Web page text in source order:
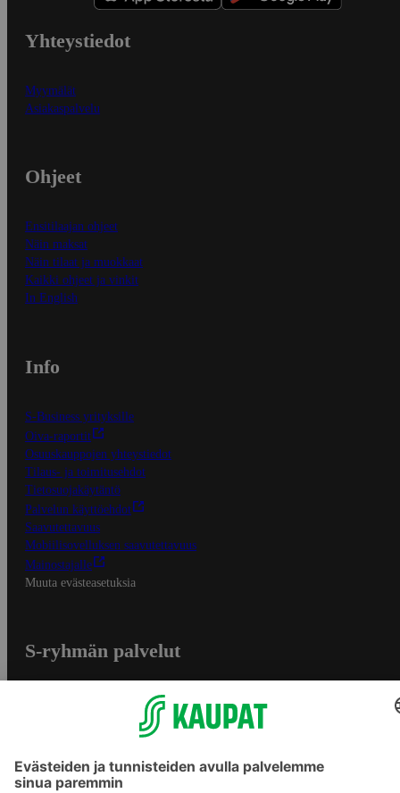
Yhteystiedot
Myymälät
Asiakaspalvelu
Ohjeet
Ensitilaajan ohjeet
Näin maksat
Näin tilaat ja muokkaat
Kaikki ohjeet ja vinkit
In English
Info
S-Business yrityksille
Oiva-raportit
Osuuskauppojen yhteystiedot
Tilaus- ja toimitusehdot
Tietosuojakäytäntö
Palvelun käyttöehdot
Saavutettavuus
Mobiilisovelluksen saavutettavuus
Mainostajalle
Muuta evästeasetuksia
S-ryhmän palvelut
Yhteishyvä Ruoka -sovellus
S-ostoslista -sovellus
Prisma.fi